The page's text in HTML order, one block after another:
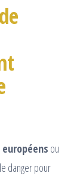
ou
danger pour